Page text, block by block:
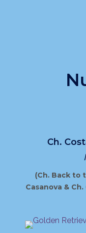
Ch.
(Ch. Back to
Casanova &